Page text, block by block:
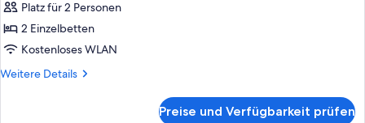
eigenes
Bad,
Stadtblick
Platz für 2 Personen
2 Einzelbetten
Kostenloses WLAN
Weitere Details
Weitere
Preise und Verfügbarkeit prüfen